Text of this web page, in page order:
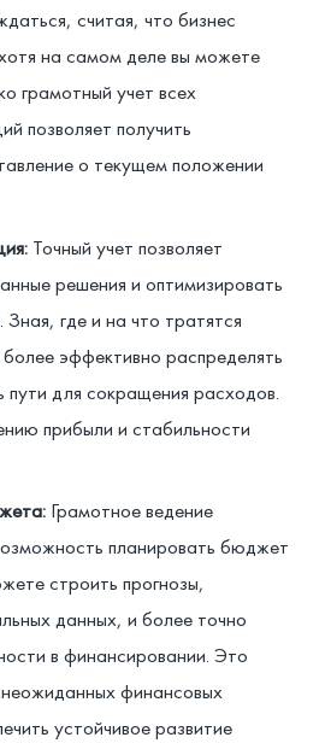
считая, что бизнес
на самом деле вы можете
грамотный учет всех
позволяет получить
о текущем положении
Точный учет позволяет
решения и оптимизировать
где и на что тратятся
эффективно распределять
пути для сокращения расходов.
прибыли и стабильности
Грамотное ведение
планировать бюджет
строить прогнозы,
данных, и более точно
в финансировании. Это
финансовых
устойчивое развитие